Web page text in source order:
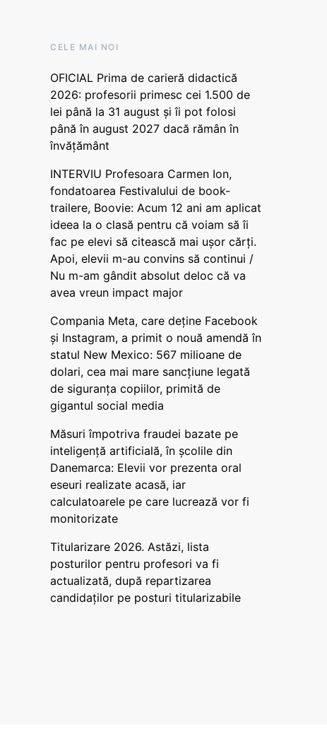
CELE MAI NOI
OFICIAL Prima de carieră didactică
2026: profesorii primesc cei 1.500 de
lei până la 31 august și îi pot folosi
până în august 2027 dacă rămân în
învățământ
INTERVIU Profesoara Carmen Ion,
fondatoarea Festivalului de book-
trailere, Boovie: Acum 12 ani am aplicat
ideea la o clasă pentru că voiam să îi
fac pe elevi să citească mai ușor cărți.
Apoi, elevii m-au convins să continui /
Nu m-am gândit absolut deloc că va
avea vreun impact major
Compania Meta, care deține Facebook
și Instagram, a primit o nouă amendă în
statul New Mexico: 567 milioane de
dolari, cea mai mare sancțiune legată
de siguranța copiilor, primită de
gigantul social media
Măsuri împotriva fraudei bazate pe
inteligență artificială, în școlile din
Danemarca: Elevii vor prezenta oral
eseuri realizate acasă, iar
calculatoarele pe care lucrează vor fi
monitorizate
Titularizare 2026. Astăzi, lista
posturilor pentru profesori va fi
actualizată, după repartizarea
candidaților pe posturi titularizabile